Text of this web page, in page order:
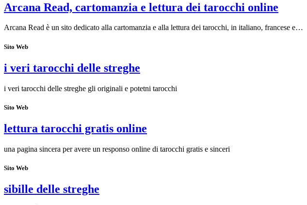
Arcana Read, cartomanzia e lettura dei tarocchi online
Arcana Read è un sito dedicato alla cartomanzia e alla lettura dei tarocchi, in italiano, francese e…
Sito Web
i veri tarocchi delle streghe
i veri tarocchi delle streghe gli originali e potetni tarocchi
Sito Web
lettura tarocchi gratis online
una pagina sincera per avere un responso online di tarocchi gratis e sinceri
Sito Web
sibille delle streghe